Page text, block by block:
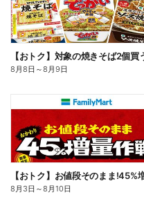
8月8日 ～8月9日
8月3日 ～8月10日